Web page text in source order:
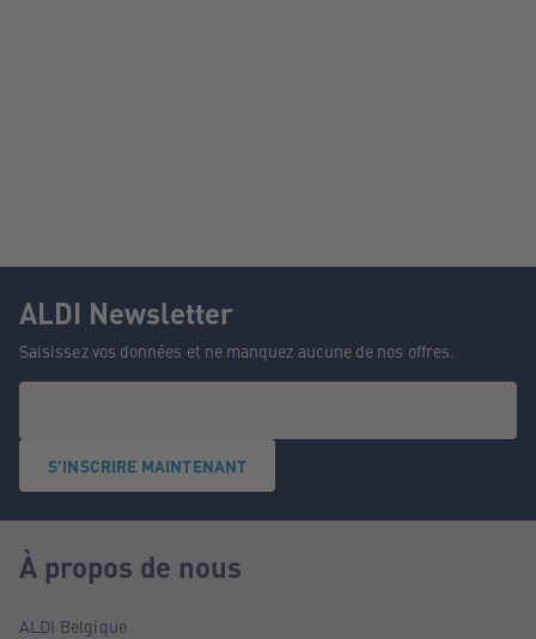
ALDI Newsletter
Saisissez vos données et ne manquez aucune de nos offres.
S'INSCRIRE MAINTENANT
À propos de nous
ALDI Belgique